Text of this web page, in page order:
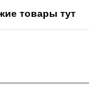
товары тут